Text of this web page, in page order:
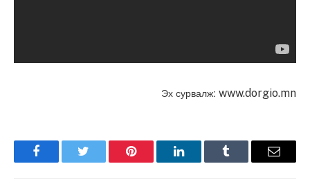
Эх сурвалж: www.dorgio.mn
FacebookTwitter Pinterest LinkedInTumblr Имэйл